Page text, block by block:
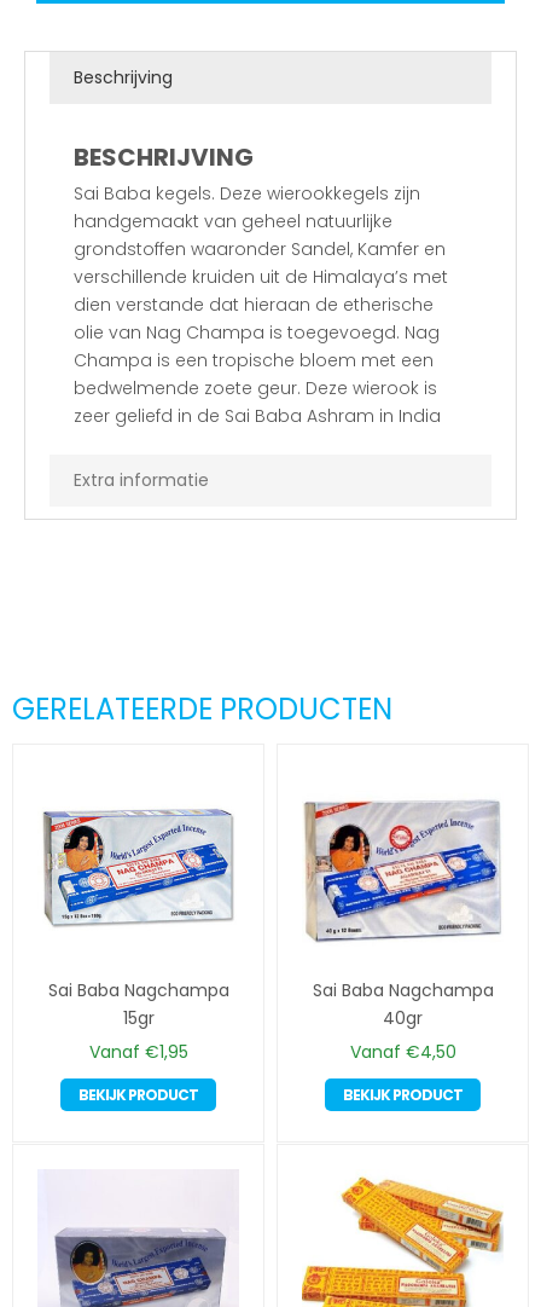
Beschrijving
BESCHRIJVING
Sai Baba kegels. Deze wierookkegels zijn
handgemaakt van geheel natuurlijke
grondstoffen waaronder Sandel, Kamfer en
verschillende kruiden uit de Himalaya’s met
dien verstande dat hieraan de etherische
olie van Nag Champa is toegevoegd. Nag
Champa is een tropische bloem met een
bedwelmende zoete geur. Deze wierook is
zeer geliefd in de Sai Baba Ashram in India
Extra informatie
GERELATEERDE PRODUCTEN
Sai Baba Nagchampa
15gr
Vanaf €1,95
BEKIJK PRODUCT
Dit
product
Deze
optie
kan
Sai Baba Nagchampa
40gr
Vanaf €4,50
BEKIJK PRODUCT
Dit
Deze
optie